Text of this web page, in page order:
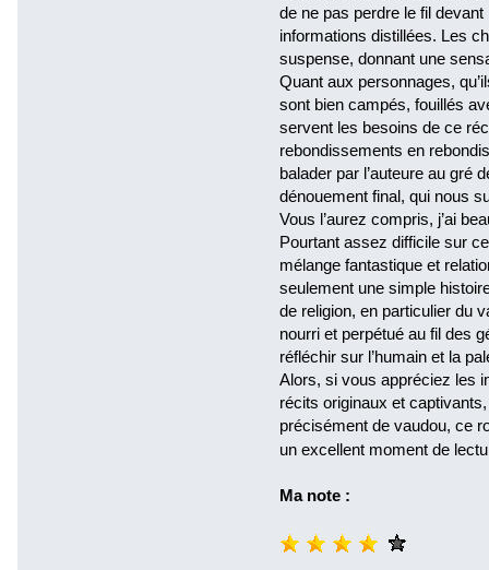
de ne pas perdre le fil
informations distillées. Les
suspense, donnant une
Quant aux personnages,
sont bien campés, fouillés
servent les besoins de ce
rebondissements en
balader par l’auteure au gré
dénouement final, qui nous
Vous l’aurez compris, j’ai
Pourtant assez difficile sur
mélange fantastique et
seulement une simple
de religion, en particulier du
nourri et perpétué au fil des
réfléchir sur l’humain et la
Alors, si vous appréciez les
récits originaux et
précisément de vaudou, ce
un excellent moment de
Ma note :